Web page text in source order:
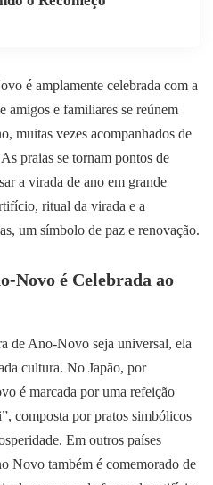
é amplamente celebrada com a
amigos e familiares se reúnem
muitas vezes acompanhados de
praias se tornam pontos de
a virada de ano em grande
ritual da virada e a
um símbolo de paz e renovação.
Novo é Celebrada ao
de Ano-Novo seja universal, ela
cultura. No Japão, por
é marcada por uma refeição
composta por pratos simbólicos
Em outros países
Novo também é comemorado de